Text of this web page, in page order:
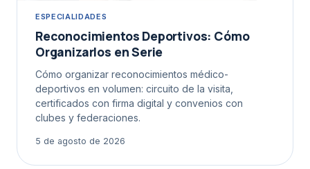
ESPECIALIDADES
Reconocimientos Deportivos: Cómo
Organizarlos en Serie
Cómo organizar reconocimientos médico-
deportivos en volumen: circuito de la visita,
certificados con firma digital y convenios con
clubes y federaciones.
5 de agosto de 2026